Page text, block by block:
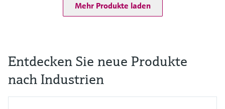
Mehr Produkte laden
Entdecken Sie neue Produkte
nach Industrien